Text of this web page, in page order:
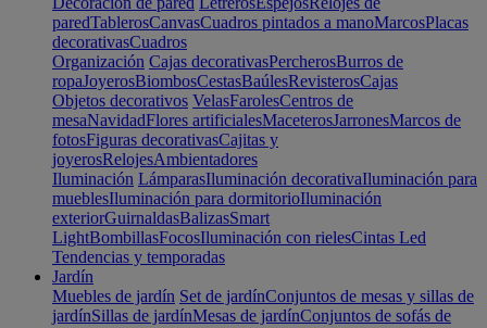
paredTablerosCanvasCuadros pintados a manoMarcosPlacas
decorativasCuadros
Organización Cajas decorativasPercherosBurros de
ropaJoyerosBiombosCestasBaúlesRevisterosCajas
Objetos decorativos VelasFarolesCentros de
mesaNavidadFlores artificialesMaceterosJarronesMarcos de
fotosFiguras decorativasCajitas y
joyerosRelojesAmbientadores
Iluminación LámparasIluminación decorativaIluminación para
mueblesIluminación para dormitorioIluminación
exteriorGuirnaldasBalizasSmart
LightBombillasFocosIluminación con rielesCintas Led
Tendencias y temporadas
Jardín
Muebles de jardín Set de jardínConjuntos de mesas y sillas de
jardínSillas de jardínMesas de jardínConjuntos de sofás de